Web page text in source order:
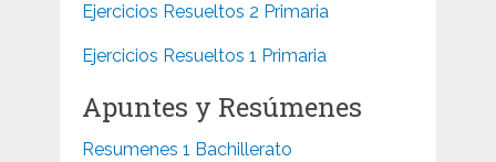
Ejercicios Resueltos 2 Primaria
Ejercicios Resueltos 1 Primaria
Apuntes y Resúmenes
Resumenes 1 Bachillerato